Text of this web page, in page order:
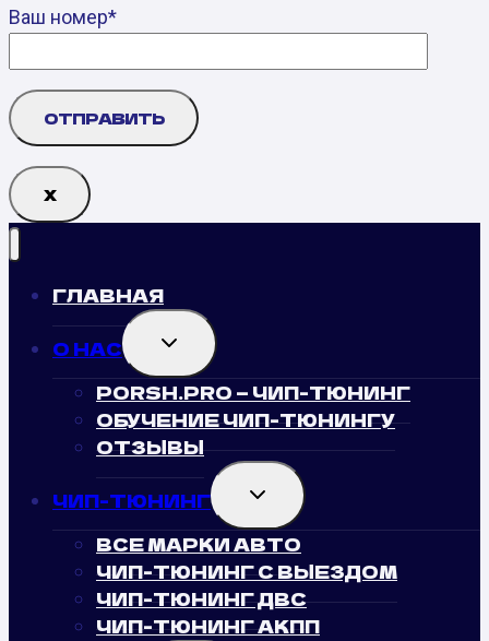
Ваш номер*
Х
ГЛАВНАЯ
О НАС TOGGLE
CHILD
MENU
PORSH.PRO — ЧИП-ТЮНИНГ
ОБУЧЕНИЕ ЧИП-ТЮНИНГУ
ОТЗЫВЫ
ЧИП-ТЮНИНГ TOGGLE
CHILD
MENU
ВСЕ МАРКИ АВТО
ЧИП-ТЮНИНГ С ВЫЕЗДОМ
ЧИП-ТЮНИНГ ДВС
ЧИП-ТЮНИНГ АКПП